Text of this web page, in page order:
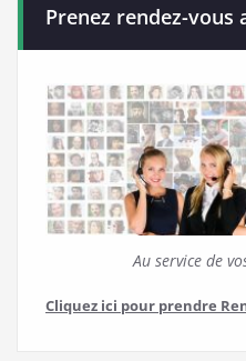
Prenez rendez-
Au service de
Cliquez ici pour prendre